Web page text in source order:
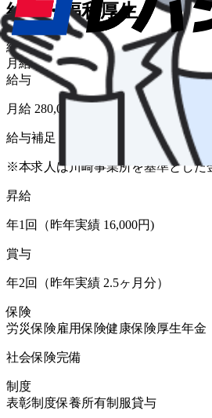
給与・福利厚生
給与形態
月給
給与
月給 280,000円〜480,000円
給与補足
※本求人は川崎事業所を基準とした
昇給
年1回（昨年実績 16,000円)
賞与
年2回（昨年実績 2.5ヶ月分）
保険
労災保険雇用保険健康保険厚生年金
社会保険完備
制度
表彰制度保養所有制服貸与